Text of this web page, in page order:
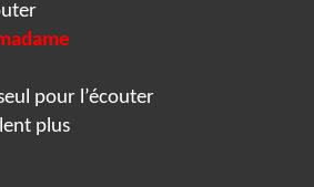
pour l’écouter
plus